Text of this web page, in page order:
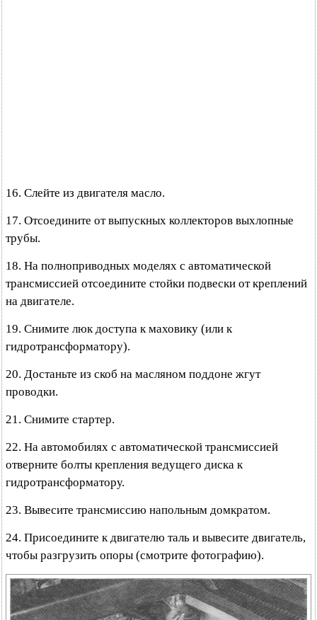
16. Слейте из двигателя масло.
17. Отсоедините от выпускных коллекторов выхлопные
трубы.
18. На полноприводных моделях с автоматической
трансмиссией отсоедините стойки подвески от креплений
на двигателе.
19. Снимите люк доступа к маховику (или к
гидротрансформатору).
20. Достаньте из скоб на масляном поддоне жгут
проводки.
21. Снимите стартер.
22. На автомобилях с автоматической трансмиссией
отверните болты крепления ведущего диска к
гидротрансформатору.
23. Вывесите трансмиссию напольным домкратом.
24. Присоедините к двигателю таль и вывесите двигатель,
чтобы разгрузить опоры (смотрите фотографию).